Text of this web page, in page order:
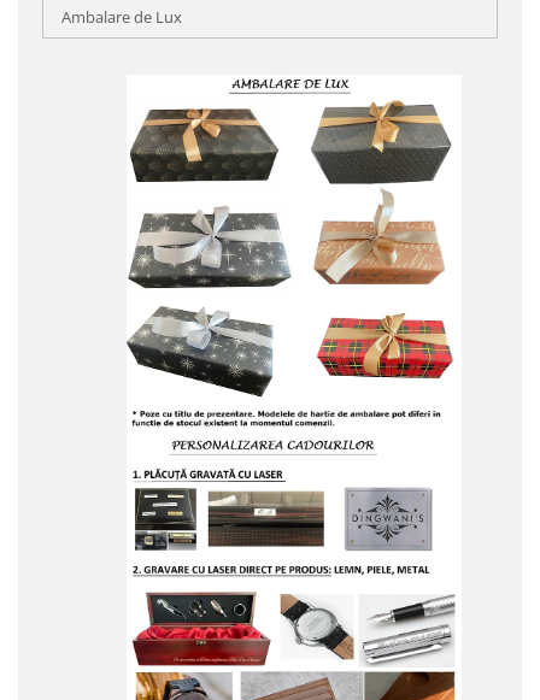
Ambalare de Lux